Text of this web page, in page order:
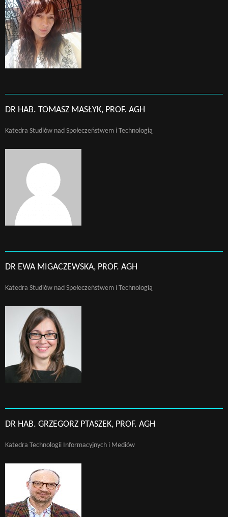
DR HAB. TOMASZ MASŁYK, PROF. AGH
Katedra Studiów nad Społeczeństwem i Technologią
DR EWA MIGACZEWSKA, PROF. AGH
Katedra Studiów nad Społeczeństwem i Technologią
DR HAB. GRZEGORZ PTASZEK, PROF. AGH
Katedra Technologii Informacyjnych i Mediów